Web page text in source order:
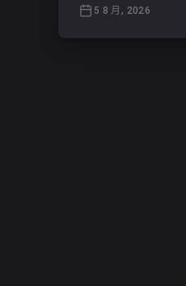
5 8 月, 2026